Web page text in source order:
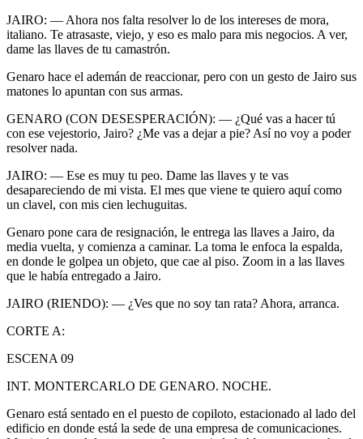
JAIRO: — Ahora nos falta resolver lo de los intereses de mora,
italiano. Te atrasaste, viejo, y eso es malo para mis negocios. A ver,
dame las llaves de tu camastrón.
Genaro hace el ademán de reaccionar, pero con un gesto de Jairo sus
matones lo apuntan con sus armas.
GENARO (CON DESESPERACIÓN): — ¿Qué vas a hacer tú
con ese vejestorio, Jairo? ¿Me vas a dejar a pie? Así no voy a poder
resolver nada.
JAIRO: — Ese es muy tu peo. Dame las llaves y te vas
desapareciendo de mi vista. El mes que viene te quiero aquí como
un clavel, con mis cien lechuguitas.
Genaro pone cara de resignación, le entrega las llaves a Jairo, da
media vuelta, y comienza a caminar. La toma le enfoca la espalda,
en donde le golpea un objeto, que cae al piso. Zoom in a las llaves
que le había entregado a Jairo.
JAIRO (RIENDO): — ¿Ves que no soy tan rata? Ahora, arranca.
CORTE A:
ESCENA 09
INT. MONTERCARLO DE GENARO. NOCHE.
Genaro está sentado en el puesto de copiloto, estacionado al lado del
edificio en donde está la sede de una empresa de comunicaciones.